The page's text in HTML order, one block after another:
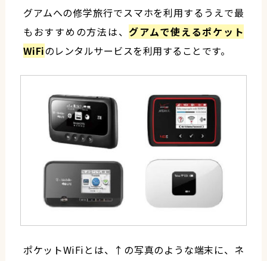
グアムへの修学旅行でスマホを利用するうえで最
もおすすめの方法は、グアムで使えるポケット
WiFiのレンタルサービスを利用することです。
ポケットWiFiとは、↑の写真のような端末に、ネ